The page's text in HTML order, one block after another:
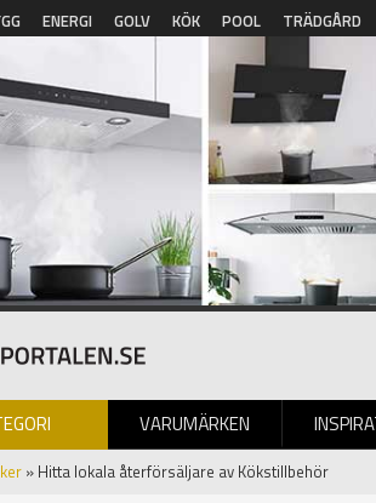
ENERGI GOLV KÖK POOL TRÄDGÅRD
VARUMÄRKEN
BILDGALLERI
» Hitta lokala återförsäljare av Kökstillbehör